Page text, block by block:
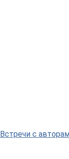
Встречи с